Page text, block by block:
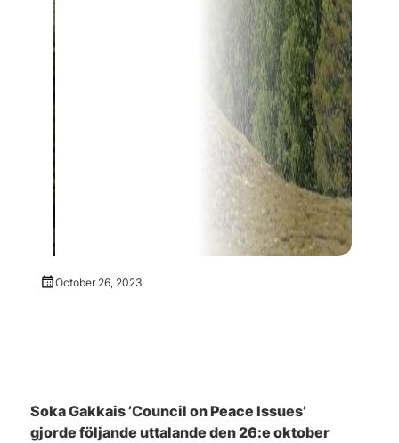
October 26, 2023
Soka Gakkais ’Council on Peace Issues’
gjorde följande uttalande den 26:e oktober